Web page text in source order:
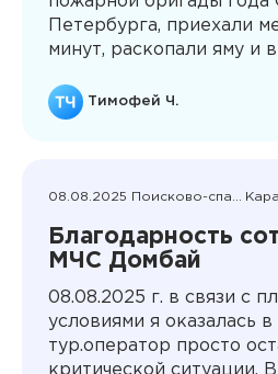
неожиданна и безумно
забота со стороны
здоровья Рамазану!
Петербурга, приехали
минут, раскопали яму и
колодец, были очень
позитивные,
Тимофей Ч.
Благодарность сотрудникам
МЧС Домбай
08.08.2025 г. в связи с
условиями я оказалась в
тур.оператор просто
критической ситуации.